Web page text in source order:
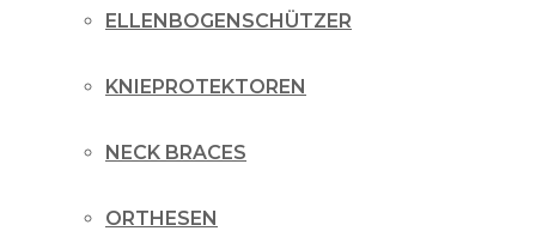
ELLENBOGENSCHÜTZER
KNIEPROTEKTOREN
NECK BRACES
ORTHESEN